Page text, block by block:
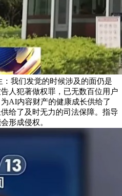
我们发觉的时候涉及的面仍是
人犯著做权罪，已无数百位用户
AI内容财产的健康成长供给了
给了及时无力的司法保障。指导
形成侵权。